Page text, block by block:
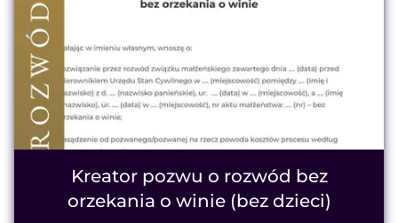
Kreator pozwu o rozwód bez
orzekania o winie (bez dzieci)